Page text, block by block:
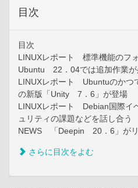
目次
目次
LINUXレポート 標準機能のフ
Ubuntu 22．04では追加作業が
LINUXレポート Ubuntuのかつ
の新版「Unity 7．6」が登場
LINUXレポート Debian国際イ
ュリティの課題などを話し合う
NEWS 「Deepin 20．6」が
さらに目次をよむ